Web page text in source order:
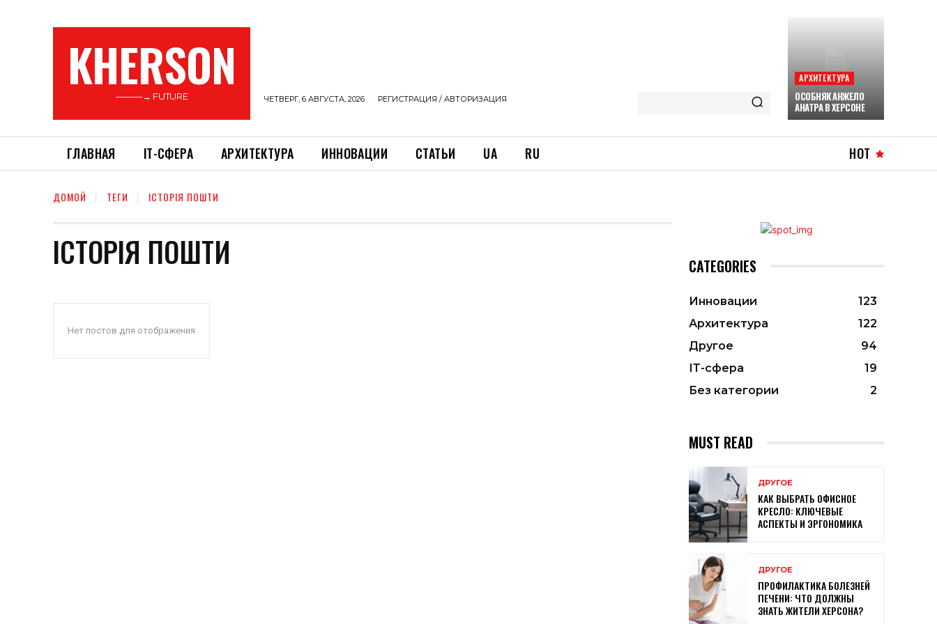
KHERSON
———→ FUTURE ЧЕТВЕРГ, 6 АВГУСТА, 2026 РЕГИСТРАЦИЯ / АВТОРИЗАЦИЯ
АРХИТЕКТУРА
ОСОБНЯК АНЖЕЛО
АНАТРА В ХЕРСОНЕ
ГЛАВНАЯ ІТ-СФЕРА АРХИТЕКТУРА ИННОВАЦИИ СТАТЬИ UA RU HOT
ДОМОЙ ТЕГИ ІСТОРІЯ ПОШТИ
ІСТОРІЯ ПОШТИ
Нет постов для отображения
CATEGORIES
Инновации
123
Архитектура
122
Другое
94
ІТ-сфера
19
Без категории
2
MUST READ
ДРУГОЕ
КАК ВЫБРАТЬ ОФИСНОЕ
КРЕСЛО: КЛЮЧЕВЫЕ
АСПЕКТЫ И ЭРГОНОМИКА
ДРУГОЕ
ПРОФИЛАКТИКА БОЛЕЗНЕЙ
ПЕЧЕНИ: ЧТО ДОЛЖНЫ
ЗНАТЬ ЖИТЕЛИ ХЕРСОНА?